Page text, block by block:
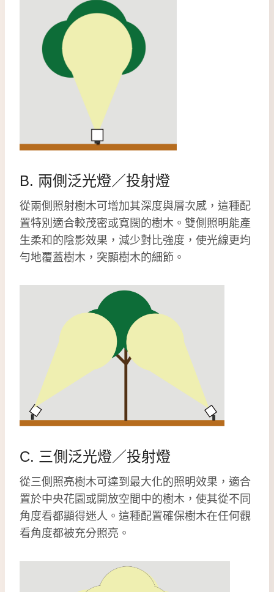
B. 兩側泛光燈／投射燈
從兩側照射樹木可增加其深度與層次感，這種配
置特別適合較茂密或寬闊的樹木。雙側照明能產
生柔和的陰影效果，減少對比強度，使光線更均
勻地覆蓋樹木，突顯樹木的細節。
C. 三側泛光燈／投射燈
從三側照亮樹木可達到最大化的照明效果，適合
置於中央花園或開放空間中的樹木，使其從不同
角度看都顯得迷人。這種配置確保樹木在任何觀
看角度都被充分照亮。